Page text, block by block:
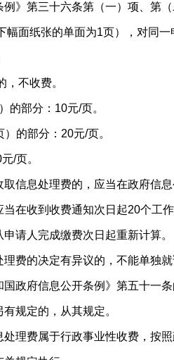
例》第三十六条第（一）项、
面纸张的单面为1页），对同
不收费。
部分：10元/页。
部分：20元/页。
/页。
信息处理费的，应当在政府信
在收到收费通知次日起20个工
人完成缴费次日起重新计算。
理费的决定有异议的，不能单独
政府信息公开条例》第五十一
规定的，从其规定。
理费属于行政事业性收费，按